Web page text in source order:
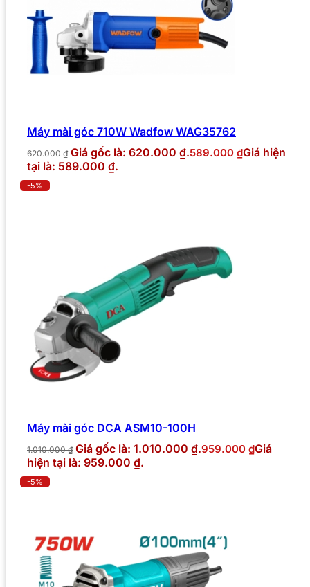
Máy mài góc 710W Wadfow WAG35762
620.000₫ Giá gốc là: 620.000 ₫.589.000 ₫Giá hiện
tại là: 589.000 ₫.
-5%
Máy mài góc DCA ASM10-100H
1.010.000₫ Giá gốc là: 1.010.000 ₫.959.000 ₫Giá
hiện tại là: 959.000 ₫.
-5%